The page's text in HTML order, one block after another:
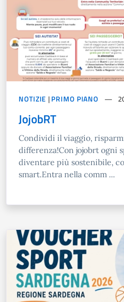
NOTIZIE |PRIMO PIANO
JojobRT
Condividi il viaggio,
differenza!Con jojobrt ogni
diventare più sostenibile,
smart.Entra nella comm ...